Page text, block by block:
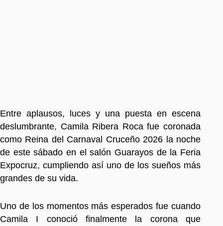
Entre aplausos, luces y una puesta en escena
deslumbrante, Camila Ribera Roca fue coronada
como Reina del Carnaval Cruceño 2026 la noche
de este sábado en el salón Guarayos de la Feria
Expocruz, cumpliendo así uno de los sueños más
grandes de su vida.
Uno de los momentos más esperados fue cuando
Camila I conoció finalmente la corona que